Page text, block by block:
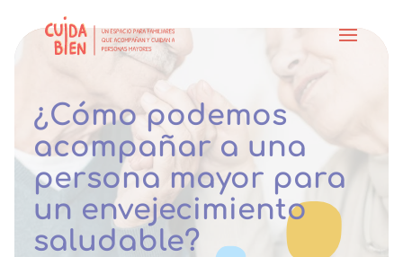
¿Cómo podemos
acompañar a una
persona mayor para
un envejecimiento
saludable?